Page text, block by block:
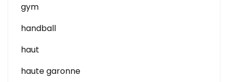
gym
handball
haut
haute garonne